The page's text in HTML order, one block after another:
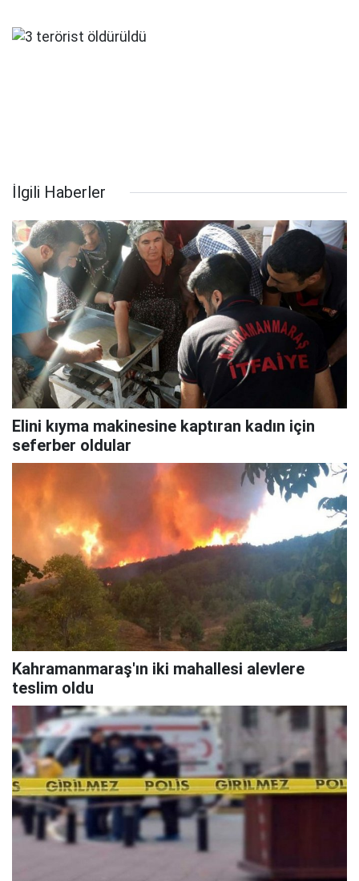
İlgili Haberler
Elini kıyma makinesine kaptıran kadın için
seferber oldular
Kahramanmaraş'ın iki mahallesi alevlere
teslim oldu